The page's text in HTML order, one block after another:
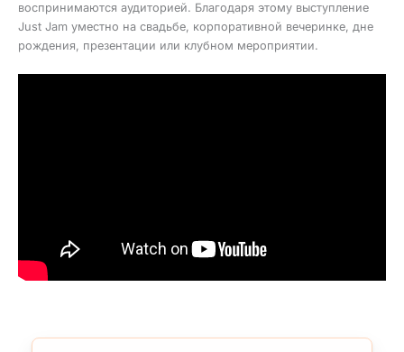
воспринимаются аудиторией. Благодаря этому выступление
Just Jam уместно на свадьбе, корпоративной вечеринке, дне
рождения, презентации или клубном мероприятии.